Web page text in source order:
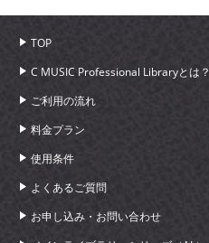
TOP
C MUSIC Professional Libraryとは？
ご利用の流れ
料金プラン
使用条件
よくあるご質問
お申し込み・お問い合わせ